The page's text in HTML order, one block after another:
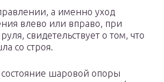
а именно уход
влево или вправо, при
свидетельствует о том, что
со строя.
шаровой опоры